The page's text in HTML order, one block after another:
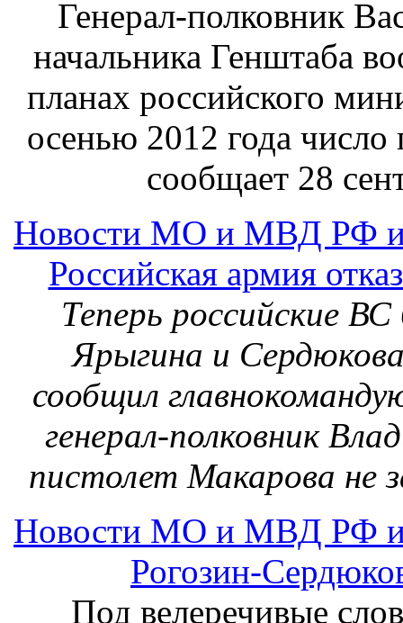
Российская армия
Теперь российские
Ярыгина и
сообщил
генерал-полковник
пистолет Макарова не
Новости МО и МВД РФ
Рогозин-
Под велеречивые
опасности
«национальный
неделю штамповать все
чтении принят
статьи УК о